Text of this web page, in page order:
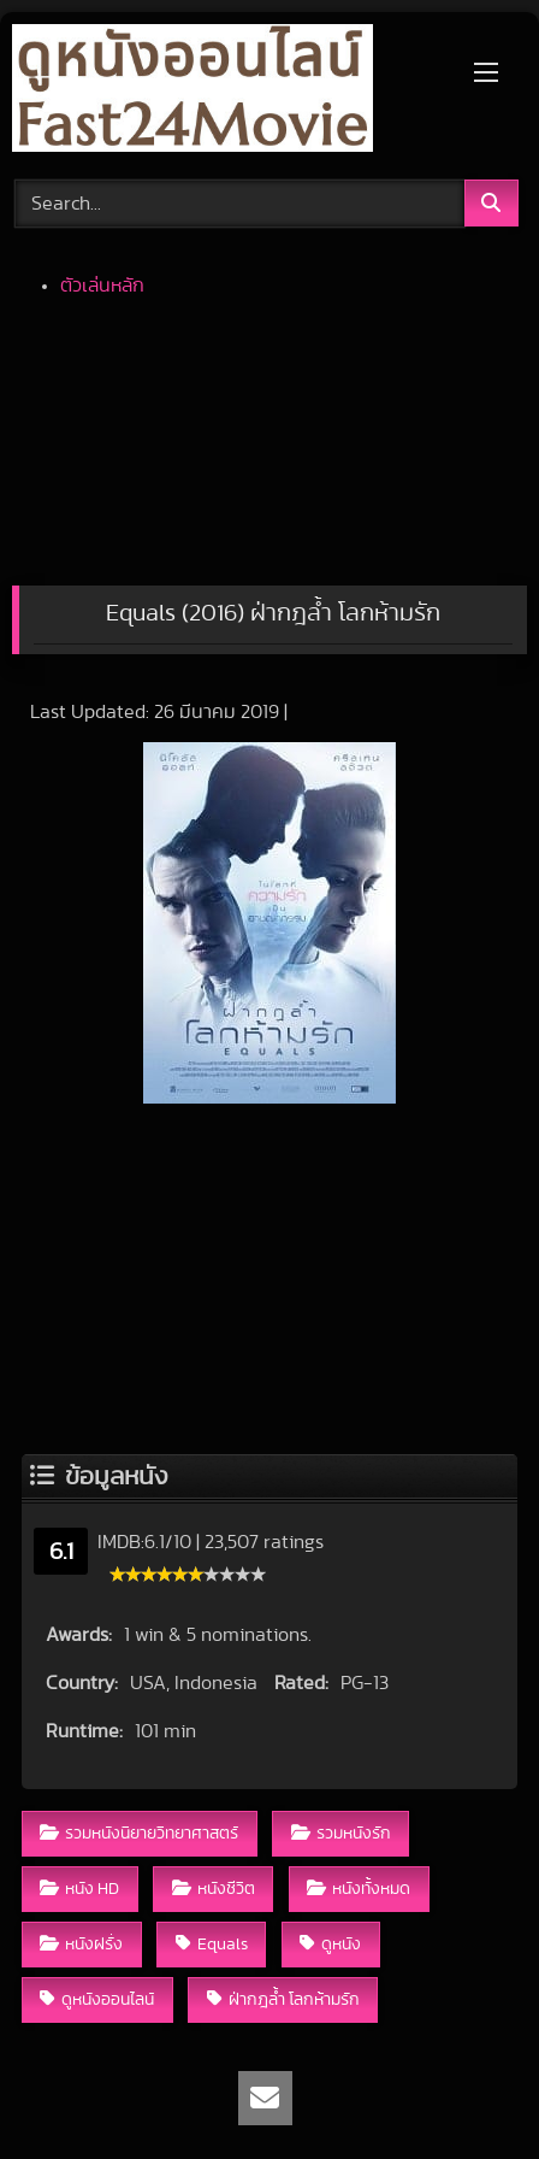
Skip
content
ตัวเล่นหลัก
Equals (2016) ฝ่ากฎล้ำ โลกห้ามรัก
Last Updated: 26 มีนาคม 2019
ข้อมูลหนัง
6.1 IMDB:6.1/10 23,507 ratings
Awards: 1 win & 5 nominations.
Country: USA, Indonesia Rated: PG-13
Runtime: 101 min
รวมหนังนิยายวิทยาศาสตร์ รวมหนังรัก
หนัง HD หนังชีวิต หนังทั้งหมด
หนังฝรั่ง Equals ดูหนัง
ดูหนังออนไลน์ ฝ่ากฎล้ำ โลกห้ามรัก